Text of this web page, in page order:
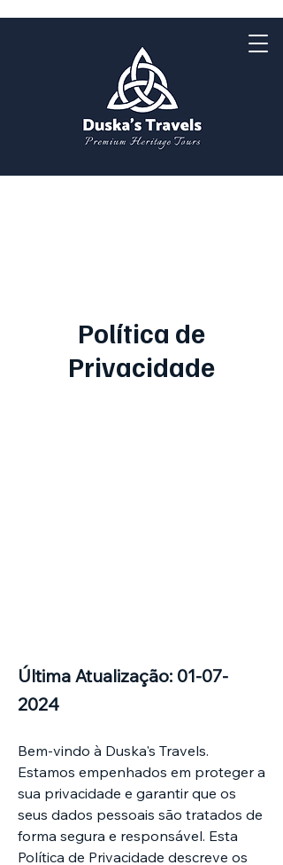
Política de
Privacidade
Última Atualização: 01-07-
2024
Bem-vindo à Duska's Travels.
Estamos empenhados em proteger a
sua privacidade e garantir que os
seus dados pessoais são tratados de
forma segura e responsável. Esta
Política de Privacidade descreve os